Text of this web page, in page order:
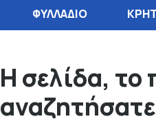
ΦΥΛΛΆΔΙΟ
Η σελίδα, το